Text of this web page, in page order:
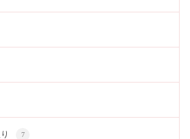
7